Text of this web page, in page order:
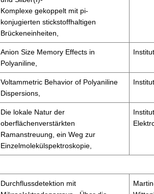
Komplexe gekoppelt mit pi-
konjugierten stickstoffhaltigen
Brückeneinheiten,
Anion Size Memory Effects in
Polyaniline,
Voltammetric Behavior of Polyaniline
Dispersions,
Die lokale Natur der
oberflächenverstärkten
Ramanstreuung, ein Weg zur
Einzelmolekülspektroskopie,
Durchflussdetektion mit